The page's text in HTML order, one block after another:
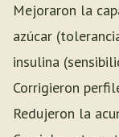
Mejoraron la
azúcar
insulina
Corrigieron
Redujeron la